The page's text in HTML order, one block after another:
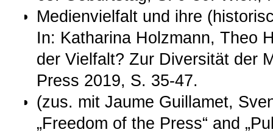
Medienvielfalt und ihre
In: Katharina Holzmann, Theo
der Vielfalt? Zur Diversität der
Press 2019, S. 35-47.
(zus. mit Jaume Guillamet,
„Freedom of the Press“ and